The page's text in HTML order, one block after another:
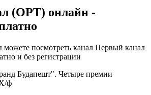
(ОРТ) онлайн -
посмотреть канал Первый канал
и без регистрации
Будапешт". Четыре премии
ф